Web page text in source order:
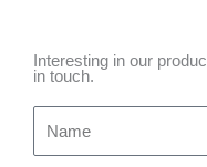
Interesting in our
in touch.